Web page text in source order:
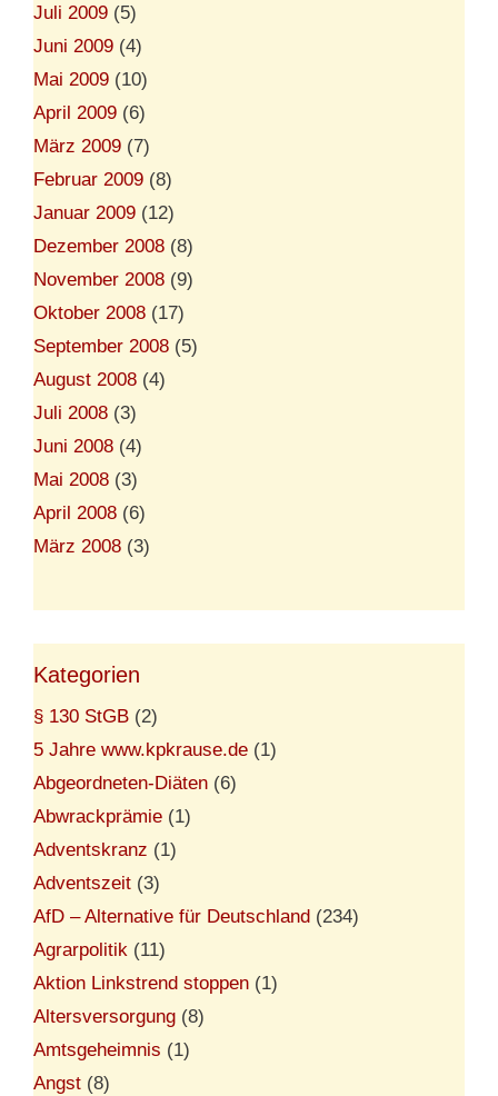
Juli 2009 (5)
Juni 2009 (4)
Mai 2009 (10)
April 2009 (6)
März 2009 (7)
Februar 2009 (8)
Januar 2009 (12)
Dezember 2008 (8)
November 2008 (9)
Oktober 2008 (17)
September 2008 (5)
August 2008 (4)
Juli 2008 (3)
Juni 2008 (4)
Mai 2008 (3)
April 2008 (6)
März 2008 (3)
Kategorien
§ 130 StGB (2)
5 Jahre www.kpkrause.de (1)
Abgeordneten-Diäten (6)
Abwrackprämie (1)
Adventskranz (1)
Adventszeit (3)
AfD – Alternative für Deutschland (234)
Agrarpolitik (11)
Aktion Linkstrend stoppen (1)
Altersversorgung (8)
Amtsgeheimnis (1)
Angst (8)